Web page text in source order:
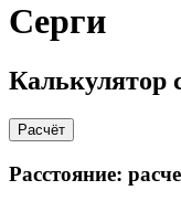
Серги
Калькулятор
Расчёт
Расстояние: